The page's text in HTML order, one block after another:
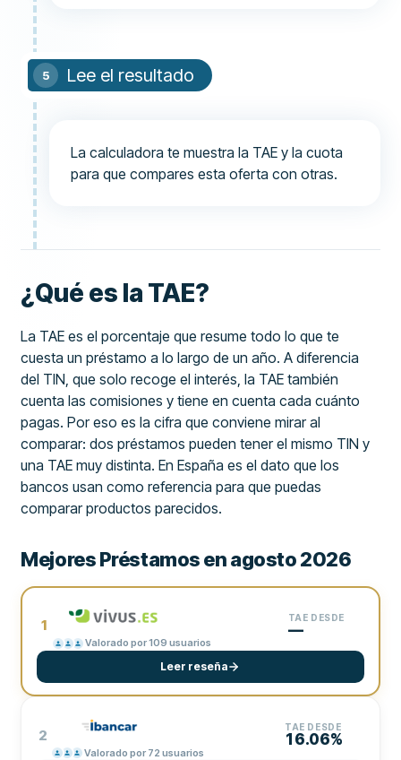
Lee el resultado
La calculadora te muestra la TAE y la cuota
para que compares esta oferta con otras.
¿Qué es la TAE?
La TAE es el porcentaje que resume todo lo que te
cuesta un préstamo a lo largo de un año. A diferencia
del TIN, que solo recoge el interés, la TAE también
cuenta las comisiones y tiene en cuenta cada cuánto
pagas. Por eso es la cifra que conviene mirar al
comparar: dos préstamos pueden tener el mismo TIN y
una TAE muy distinta. En España es el dato que los
bancos usan como referencia para que puedas
comparar productos parecidos.
Mejores Préstamos en agosto 2026
1
Valorado por 109 usuarios
TAE DESDE
—
Leer reseña
2
Valorado por 72 usuarios
TAE DESDE
16.06%